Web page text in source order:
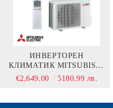
ИНВЕРТОРЕН
КЛИМАТИК MITSUBISHI
ELECTRIC MSZ-
LN50VGW + MUZ-
€2,649.00 5180.99 лв.